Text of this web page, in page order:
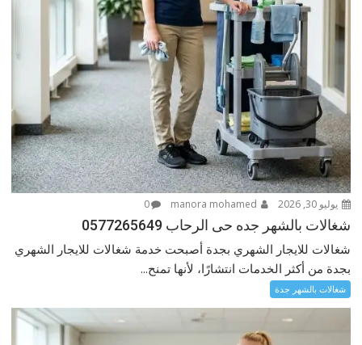
يوليو 30, 2026 0
شغالات بالشهر جده حى الرحاب 0577265649
شغالات للايجار الشهري بجدة أصبحت خدمة شغالات للايجار الشهري
بجدة من أكثر الخدمات انتشارًا، لأنها تمنح...
شغالات بالشهر جدة